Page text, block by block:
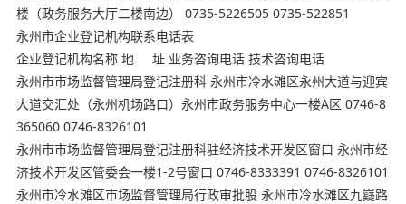
楼（政务服务大厅二楼南边） 0735-5226505 0735-522851
永州市企业登记机构联系电话表
企业登记机构名称 地 址 业务咨询电话 技术咨询电话
永州市市场监督管理局登记注册科 永州市冷水滩区永州大道与迎宾
大道交汇处（永州机场路口）永州市政务服务中心一楼A区 0746-8
365060 0746-8326101
永州市市场监督管理局登记注册科驻经济技术开发区窗口 永州市经
济技术开发区管委会一楼1-2号窗口 0746-8333391 0746-8326101
永州市冷水滩区市场监督管理局行政审批股 永州市冷水滩区九嶷路